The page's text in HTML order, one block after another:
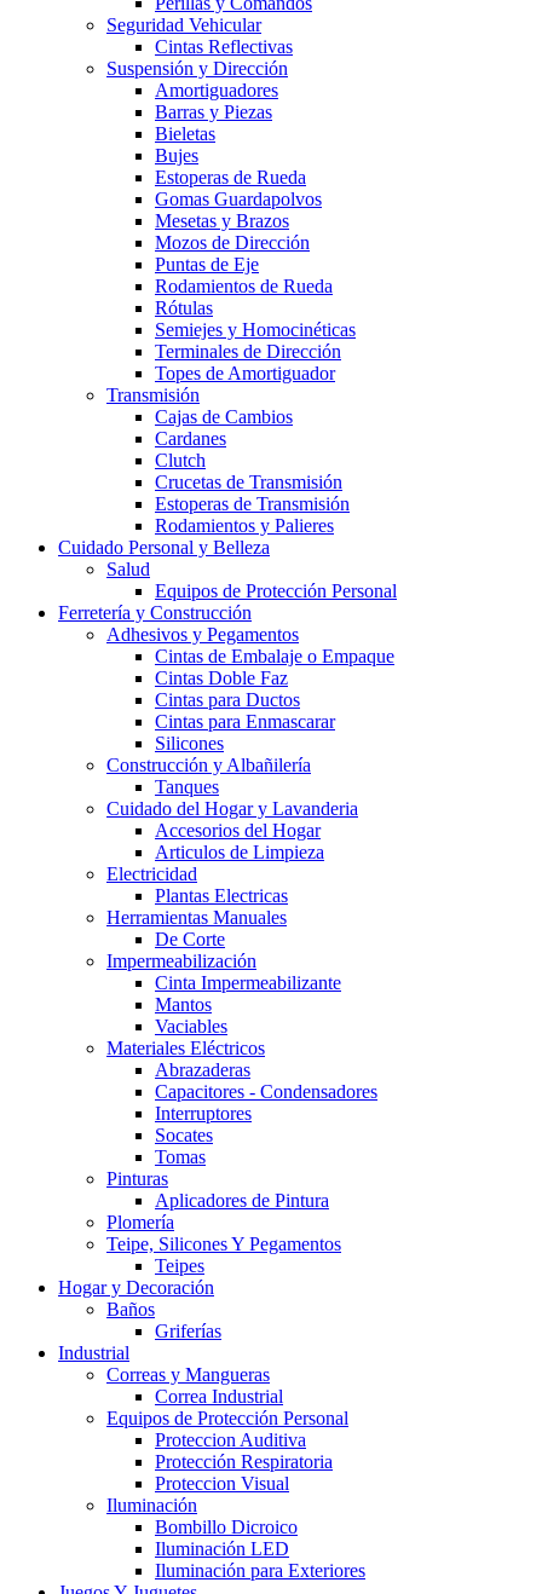
Seguridad Vehicular
Cintas Reflectivas
Suspensión y Dirección
Amortiguadores
Barras y Piezas
Bieletas
Bujes
Estoperas de Rueda
Gomas Guardapolvos
Mesetas y Brazos
Mozos de Dirección
Puntas de Eje
Rodamientos de Rueda
Rótulas
Semiejes y Homocinéticas
Terminales de Dirección
Topes de Amortiguador
Transmisión
Cajas de Cambios
Cardanes
Clutch
Crucetas de Transmisión
Estoperas de Transmisión
Rodamientos y Palieres
Cuidado Personal y Belleza
Salud
Equipos de Protección Personal
Ferretería y Construcción
Adhesivos y Pegamentos
Cintas de Embalaje o Empaque
Cintas Doble Faz
Cintas para Ductos
Cintas para Enmascarar
Silicones
Construcción y Albañilería
Tanques
Cuidado del Hogar y Lavanderia
Accesorios del Hogar
Articulos de Limpieza
Electricidad
Plantas Electricas
Herramientas Manuales
De Corte
Impermeabilización
Cinta Impermeabilizante
Mantos
Vaciables
Materiales Eléctricos
Abrazaderas
Capacitores - Condensadores
Interruptores
Socates
Tomas
Pinturas
Aplicadores de Pintura
Plomería
Teipe, Silicones Y Pegamentos
Teipes
Hogar y Decoración
Baños
Griferías
Industrial
Correas y Mangueras
Correa Industrial
Equipos de Protección Personal
Proteccion Auditiva
Protección Respiratoria
Proteccion Visual
Iluminación
Bombillo Dicroico
Iluminación LED
Iluminación para Exteriores